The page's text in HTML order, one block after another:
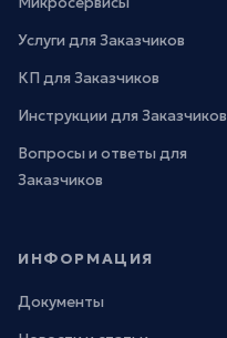
Услуги для Заказчиков
КП для Заказчиков
Инструкции для Заказчиков
Вопросы и ответы для
Заказчиков
ИНФОРМАЦИЯ
Документы